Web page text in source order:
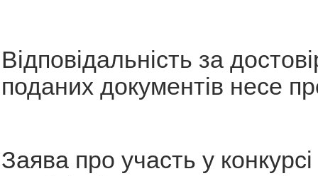
Відповідальність за
поданих документів несе
Заява про участь у конкурсі